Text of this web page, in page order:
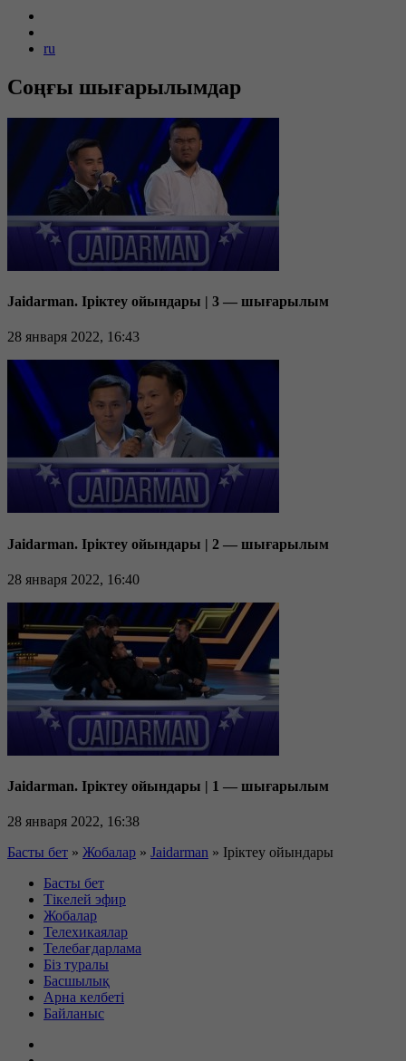
ru
Соңғы шығарылымдар
Jaidarman. Іріктеу ойындары | 3 — шығарылым
28 января 2022, 16:43
Jaidarman. Іріктеу ойындары | 2 — шығарылым
28 января 2022, 16:40
Jaidarman. Іріктеу ойындары | 1 — шығарылым
28 января 2022, 16:38
Басты бет » Жобалар » Jaidarman » Іріктеу ойындары
Басты бет
Тікелей эфир
Жобалар
Телехикаялар
Телебағдарлама
Біз туралы
Басшылық
Арна келбеті
Байланыс